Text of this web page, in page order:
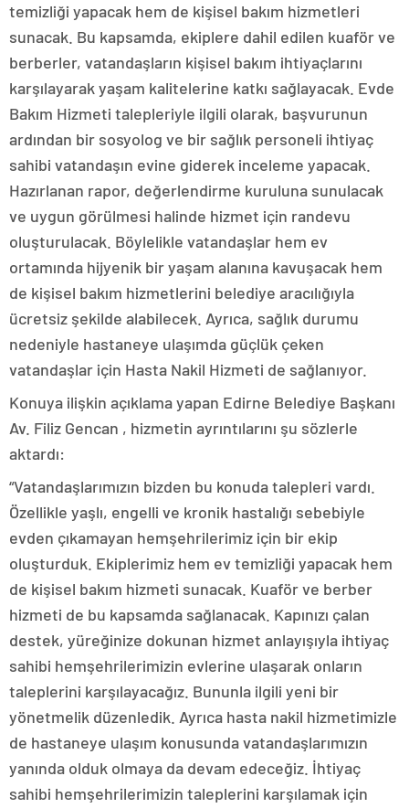
temizliği yapacak hem de kişisel bakım hizmetleri
sunacak. Bu kapsamda, ekiplere dahil edilen kuaför ve
berberler, vatandaşların kişisel bakım ihtiyaçlarını
karşılayarak yaşam kalitelerine katkı sağlayacak. Evde
Bakım Hizmeti talepleriyle ilgili olarak, başvurunun
ardından bir sosyolog ve bir sağlık personeli ihtiyaç
sahibi vatandaşın evine giderek inceleme yapacak.
Hazırlanan rapor, değerlendirme kuruluna sunulacak
ve uygun görülmesi halinde hizmet için randevu
oluşturulacak. Böylelikle vatandaşlar hem ev
ortamında hijyenik bir yaşam alanına kavuşacak hem
de kişisel bakım hizmetlerini belediye aracılığıyla
ücretsiz şekilde alabilecek. Ayrıca, sağlık durumu
nedeniyle hastaneye ulaşımda güçlük çeken
vatandaşlar için Hasta Nakil Hizmeti de sağlanıyor.
Konuya ilişkin açıklama yapan Edirne Belediye Başkanı
Av. Filiz Gencan , hizmetin ayrıntılarını şu sözlerle
aktardı:
“Vatandaşlarımızın bizden bu konuda talepleri vardı.
Özellikle yaşlı, engelli ve kronik hastalığı sebebiyle
evden çıkamayan hemşehrilerimiz için bir ekip
oluşturduk. Ekiplerimiz hem ev temizliği yapacak hem
de kişisel bakım hizmeti sunacak. Kuaför ve berber
hizmeti de bu kapsamda sağlanacak. Kapınızı çalan
destek, yüreğinize dokunan hizmet anlayışıyla ihtiyaç
sahibi hemşehrilerimizin evlerine ulaşarak onların
taleplerini karşılayacağız. Bununla ilgili yeni bir
yönetmelik düzenledik. Ayrıca hasta nakil hizmetimizle
de hastaneye ulaşım konusunda vatandaşlarımızın
yanında olduk olmaya da devam edeceğiz. İhtiyaç
sahibi hemşehrilerimizin taleplerini karşılamak için